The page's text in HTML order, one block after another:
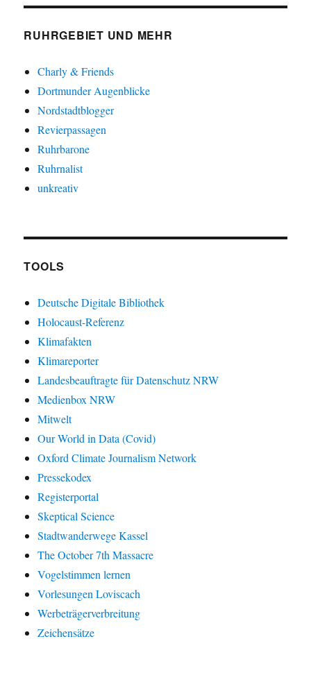
RUHRGEBIET UND MEHR
Charly & Friends
Dortmunder Augenblicke
Nordstadtblogger
Revierpassagen
Ruhrbarone
Ruhrnalist
unkreativ
TOOLS
Deutsche Digitale Bibliothek
Holocaust-Referenz
Klimafakten
Klimareporter
Landesbeauftragte für Datenschutz NRW
Medienbox NRW
Mitwelt
Our World in Data (Covid)
Oxford Climate Journalism Network
Pressekodex
Registerportal
Skeptical Science
Stadtwanderwege Kassel
The October 7th Massacre
Vogelstimmen lernen
Vorlesungen Loviscach
Werbeträgerverbreitung
Zeichensätze